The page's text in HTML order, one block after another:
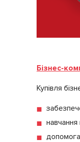
Бізнес-
Купівля
допомога